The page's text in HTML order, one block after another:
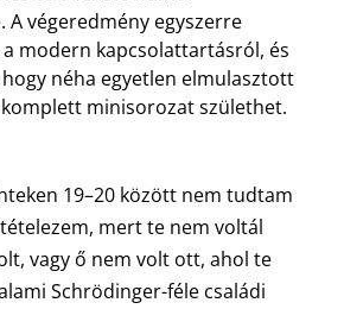
A végeredmény egyszerre
modern kapcsolattartásról, és
néha egyetlen elmulasztott
minisorozat születhet.
19–20 között nem tudtam
mert te nem voltál
vagy ő nem volt ott, ahol te
Schrödinger-féle családi